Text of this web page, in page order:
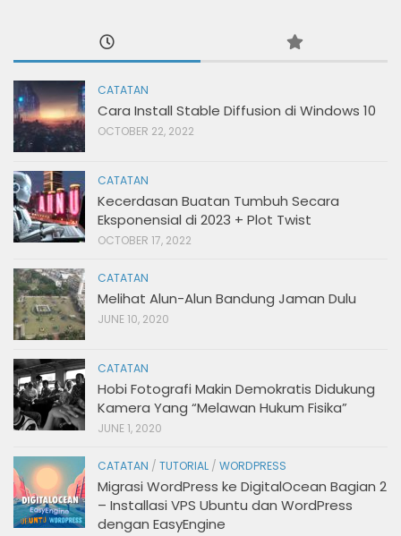
CATATAN
Cara Install Stable Diffusion di Windows 10
OCTOBER 22, 2022
CATATAN
Kecerdasan Buatan Tumbuh Secara
Eksponensial di 2023 + Plot Twist
OCTOBER 17, 2022
CATATAN
Melihat Alun-Alun Bandung Jaman Dulu
JUNE 10, 2020
CATATAN
Hobi Fotografi Makin Demokratis Didukung
Kamera Yang “Melawan Hukum Fisika”
JUNE 1, 2020
CATATAN / TUTORIAL / WORDPRESS
Migrasi WordPress ke DigitalOcean Bagian 2
– Installasi VPS Ubuntu dan WordPress
dengan EasyEngine